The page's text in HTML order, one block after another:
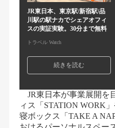
JR東日本、東京駅/新宿駅/品
川駅の駅ナカでシェアオフィ
スの実証実験。30分まで無料
トラベル Watch
続きを読む
JR東日本が事業展開を
ィス「STATION WORK
寝ボックス「TAKE A